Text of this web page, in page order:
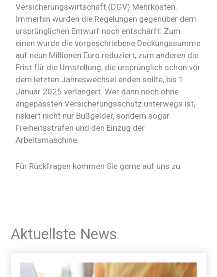
Versicherungswirtschaft (DGV) Mehrkosten.
Immerhin wurden die Regelungen gegenüber dem
ursprünglichen Entwurf noch entschärft: Zum
einen wurde die vorgeschriebene Deckungssumme
auf neun Millionen Euro reduziert, zum anderen die
Frist für die Umstellung, die ursprünglich schon vor
dem letzten Jahreswechsel enden sollte, bis 1.
Januar 2025 verlängert. Wer dann noch ohne
angepassten Versicherungsschutz unterwegs ist,
riskiert nicht nur Bußgelder, sondern sogar
Freiheitsstrafen und den Einzug der
Arbeitsmaschine.
Für Rückfragen kommen Sie gerne auf uns zu.
Aktuellste News